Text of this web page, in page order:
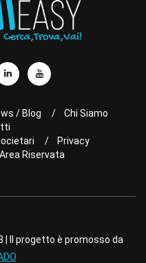
/ Blog
Chi Siamo
Privacy
Area Riservata
| Il progetto è promosso da